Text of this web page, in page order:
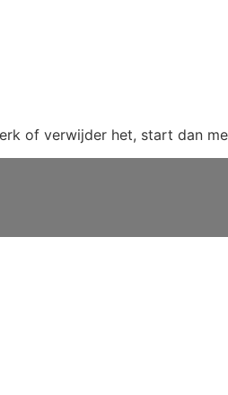
of verwijder het, start dan